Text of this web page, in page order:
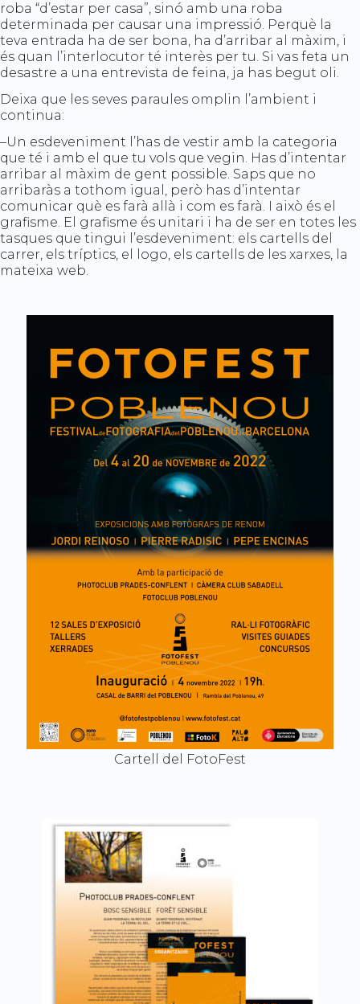
roba “d’estar per casa”, sinó amb una roba
determinada per causar una impressió. Perquè la
teva entrada ha de ser bona, ha d’arribar al màxim, i
és quan l’interlocutor té interès per tu. Si vas feta un
desastre a una entrevista de feina, ja has begut oli.
Deixa que les seves paraules omplin l’ambient i
continua:
–Un esdeveniment l’has de vestir amb la categoria
que té i amb el que tu vols que vegin. Has d’intentar
arribar al màxim de gent possible. Saps que no
arribaràs a tothom igual, però has d’intentar
comunicar què es farà allà i com es farà. I això és el
grafisme. El grafisme és unitari i ha de ser en totes les
tasques que tingui l’esdeveniment: els cartells del
carrer, els tríptics, el logo, els cartells de les xarxes, la
mateixa web.
Cartell del FotoFest